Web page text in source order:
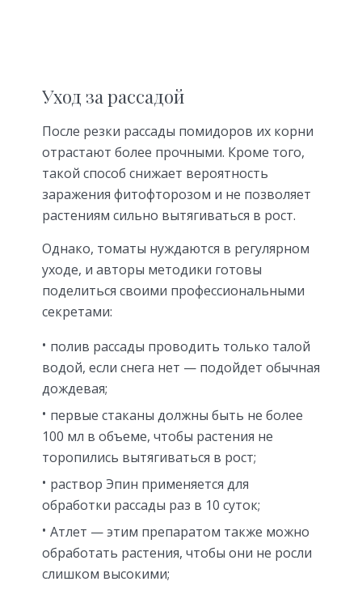
Уход за рассадой
После резки рассады помидоров их корни
отрастают более прочными. Кроме того,
такой способ снижает вероятность
заражения фитофторозом и не позволяет
растениям сильно вытягиваться в рост.
Однако, томаты нуждаются в регулярном
уходе, и авторы методики готовы
поделиться своими профессиональными
секретами:
полив рассады проводить только талой
водой, если снега нет — подойдет обычная
дождевая;
первые стаканы должны быть не более
100 мл в объеме, чтобы растения не
торопились вытягиваться в рост;
раствор Эпин применяется для
обработки рассады раз в 10 суток;
Атлет — этим препаратом также можно
обработать растения, чтобы они не росли
слишком высокими;